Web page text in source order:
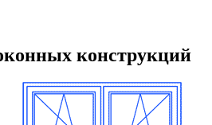
конструкций